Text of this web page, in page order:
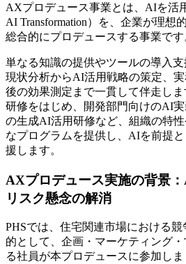
AXプロデュース事業とは、AIを活
AI Transformation）を、企業が理想
総合的にプロデュースする事業です
単なる知識の提供やツールの導入
現状分析からAI活用戦略の策定、
後の効果測定まで一貫して伴走し
研修をはじめ、開発部門向けのAI
の生成AI活用研修など、組織の特
なプログラムを提供し、AIを前提
援します。
AXプロデュース実施の背景
リスク懸念の解消
PHSでは、住宅関連市場における
的として、企画・マーケティング
る社員が本プロデュースに参加しま